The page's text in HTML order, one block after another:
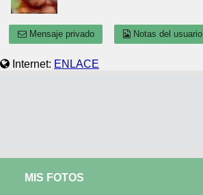
Mensaje privado Notas del usuario
Internet: ENLACE
MIS FOTOS